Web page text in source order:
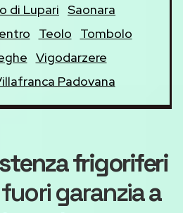
di Lupari Saonara
Teolo
Tombolo
Vigodarzere
Padovana
frigoriferi
garanziaa